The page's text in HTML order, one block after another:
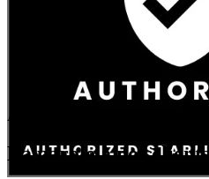
Avis Google
La parole à nos clients